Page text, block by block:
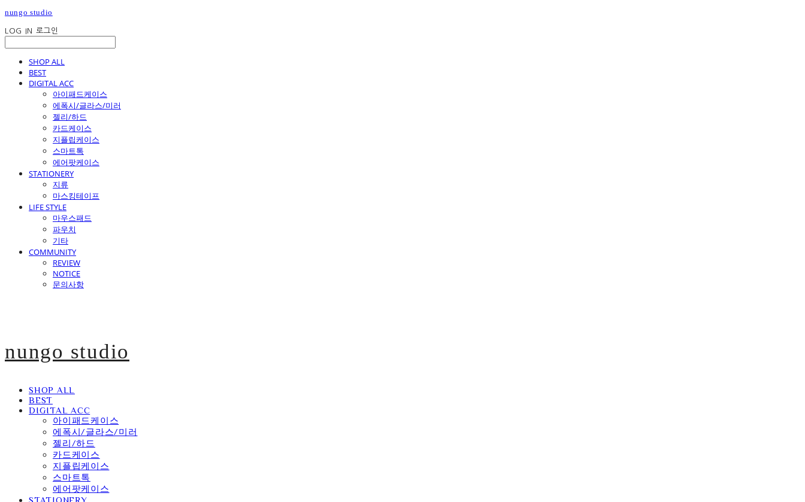
nungo studio
LOG IN 로그인
SHOP ALL
BEST
DIGITAL ACC
아이패드케이스
에폭시/글라스/미러
젤리/하드
카드케이스
지플립케이스
스마트톡
에어팟케이스
STATIONERY
지류
마스킹테이프
LIFE STYLE
마우스패드
파우치
기타
COMMUNITY
REVIEW
NOTICE
문의사항
nungo studio
SHOP ALL
BEST
DIGITAL ACC
아이패드케이스
에폭시/글라스/미러
젤리/하드
카드케이스
지플립케이스
스마트톡
에어팟케이스
STATIONERY